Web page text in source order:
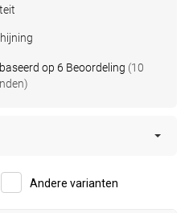
op 6 Beoordeling (10
Andere varianten